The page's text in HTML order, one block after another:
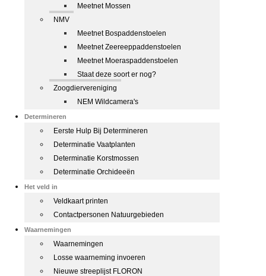
Meetnet Mossen
NMV
Meetnet Bospaddenstoelen
Meetnet Zeereeppaddenstoelen
Meetnet Moeraspaddenstoelen
Staat deze soort er nog?
Zoogdiervereniging
NEM Wildcamera's
Determineren
Eerste Hulp Bij Determineren
Determinatie Vaatplanten
Determinatie Korstmossen
Determinatie Orchideeën
Het veld in
Veldkaart printen
Contactpersonen Natuurgebieden
Waarnemingen
Waarnemingen
Losse waarneming invoeren
Nieuwe streeplijst FLORON